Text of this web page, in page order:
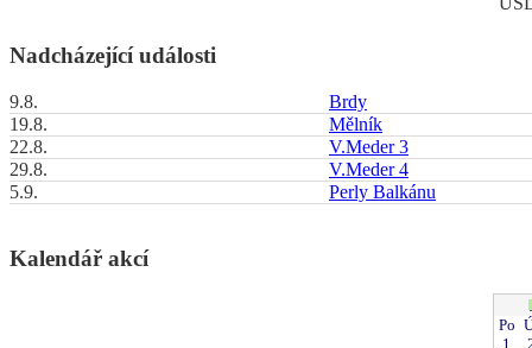
Nadcházející události
9.8.
Brdy
19.8.
Mělník
22.8.
V.Meder 3
29.8.
V.Meder 4
5.9.
Perly Balkánu
Kalendář akcí
Po
1